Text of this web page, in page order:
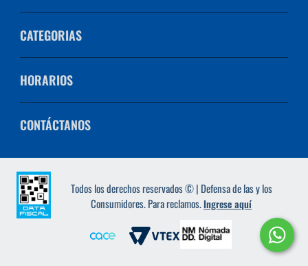
CATEGORIAS
HORARIOS
CONTÁCTANOS
Todos los derechos reservados © | Defensa de las y los
Consumidores. Para reclamos.Ingrese aquí